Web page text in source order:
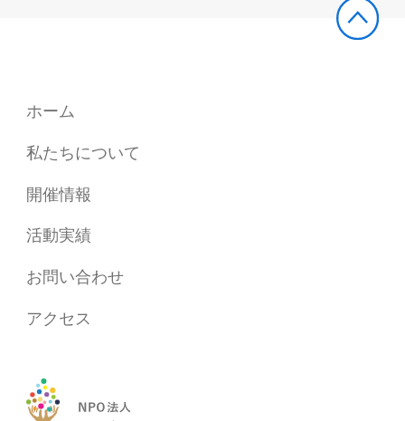
ホーム
私たちについて
開催情報
活動実績
お問い合わせ
アクセス